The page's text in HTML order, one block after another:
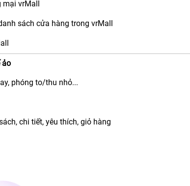
mại vrMall
sách cửa hàng trong vrMall
ảo
phóng to/thu nhỏ...
chi tiết, yêu thích, giỏ hàng